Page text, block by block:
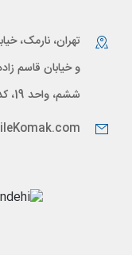
تهران، نارمک،
ششم، واحد 19، کد پستی: 1646668634